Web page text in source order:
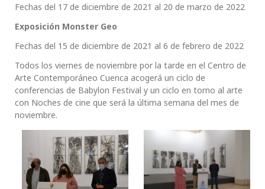
Fechas del 17 de diciembre de 2021 al 20 de marzo de 2022
Exposición Monster Geo
Fechas del 15 de diciembre de 2021 al 6 de febrero de 2022
Todos los viernes de noviembre por la tarde en el Centro de
Arte Contemporáneo Cuenca acogerá un ciclo de
conferencias de Babylon Festival y un ciclo en torno al arte
con Noches de cine que será la última semana del mes de
noviembre.